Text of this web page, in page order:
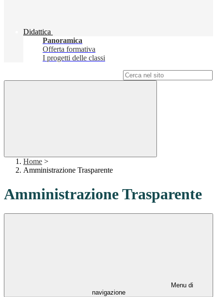
Didattica
Panoramica
Offerta formativa
I progetti delle classi
Home >
Amministrazione Trasparente
Amministrazione Trasparente
Menu di
navigazione